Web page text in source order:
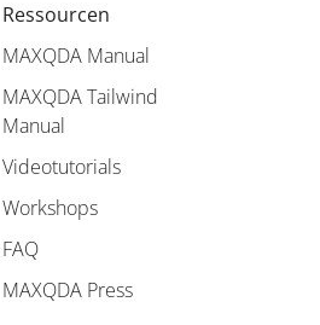
Ressourcen
MAXQDA Manual
MAXQDA Tailwind
Manual
Videotutorials
Workshops
FAQ
MAXQDA Press